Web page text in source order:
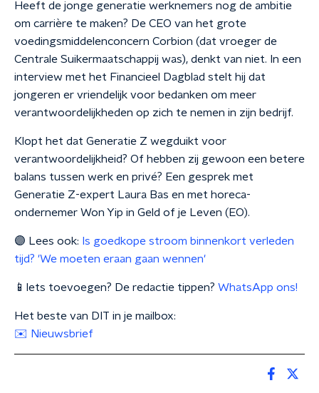
Heeft de jonge generatie werknemers nog de ambitie
om carrière te maken? De CEO van het grote
voedingsmiddelenconcern Corbion (dat vroeger de
Centrale Suikermaatschappij was), denkt van niet. In een
interview met het Financieel Dagblad stelt hij dat
jongeren er vriendelijk voor bedanken om meer
verantwoordelijkheden op zich te nemen in zijn bedrijf.
Klopt het dat Generatie Z wegduikt voor
verantwoordelijkheid? Of hebben zij gewoon een betere
balans tussen werk en privé? Een gesprek met
Generatie Z-expert Laura Bas en met horeca-
ondernemer Won Yip in Geld of je Leven (EO).
🟣 Lees ook: Is goedkope stroom binnenkort verleden
tijd? 'We moeten eraan gaan wennen'
📱Iets toevoegen? De redactie tippen? WhatsApp ons!
Het beste van DIT in je mailbox:
✉️ Nieuwsbrief